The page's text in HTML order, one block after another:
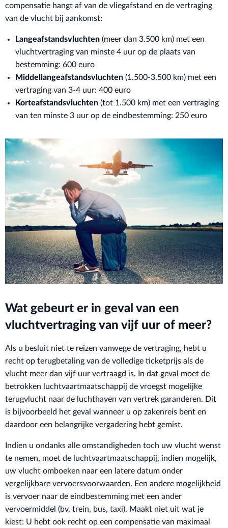
compensatie hangt af van de vliegafstand en de vertraging
van de vlucht bij aankomst:
Langeafstandsvluchten (meer dan 3.500 km) met een
vluchtvertraging van minste 4 uur op de plaats van
bestemming: 600 euro
Middellangeafstandsvluchten (1.500-3.500 km) met een
vertraging van 3-4 uur: 400 euro
Korteafstandsvluchten (tot 1.500 km) met een vertraging
van ten minste 3 uur op de eindbestemming: 250 euro
Wat gebeurt er in geval van een
vluchtvertraging van vijf uur of meer?
Als u besluit niet te reizen vanwege de vertraging, hebt u
recht op terugbetaling van de volledige ticketprijs als de
vlucht meer dan vijf uur vertraagd is. In dat geval moet de
betrokken luchtvaartmaatschappij de vroegst mogelijke
terugvlucht naar de luchthaven van vertrek garanderen. Dit
is bijvoorbeeld het geval wanneer u op zakenreis bent en
daardoor een belangrijke vergadering hebt gemist.
Indien u ondanks alle omstandigheden toch uw vlucht wenst
te nemen, moet de luchtvaartmaatschappij, indien mogelijk,
uw vlucht omboeken naar een latere datum onder
vergelijkbare vervoersvoorwaarden. Een andere mogelijkheid
is vervoer naar de eindbestemming met een ander
vervoermiddel (bv. trein, bus, taxi). Maakt niet uit wat je
kiest: U hebt ook recht op een compensatie van maximaal